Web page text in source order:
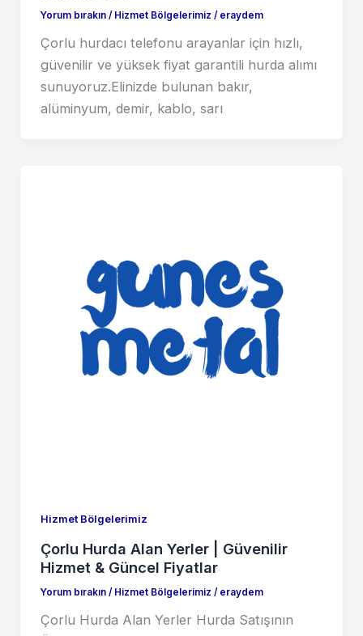
Yorum bırakın / Hizmet Bölgelerimiz / eraydem
Çorlu hurdacı telefonu arayanlar için hızlı,
güvenilir ve yüksek fiyat garantili hurda alımı
sunuyoruz.Elinizde bulunan bakır,
alüminyum, demir, kablo, sarı
Hizmet Bölgelerimiz
Çorlu Hurda Alan Yerler | Güvenilir
Hizmet & Güncel Fiyatlar
Yorum bırakın / Hizmet Bölgelerimiz / eraydem
Çorlu Hurda Alan Yerler Hurda Satışının